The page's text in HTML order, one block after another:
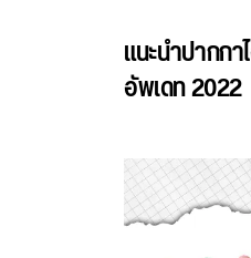
แนะนำปากก
อัพเดท 2022